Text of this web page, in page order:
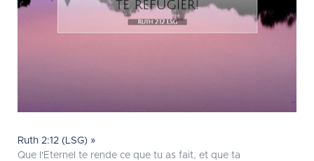
Ruth 2:12 (LSG) »
Que l'Eternel te rende ce que tu as fait, et que ta